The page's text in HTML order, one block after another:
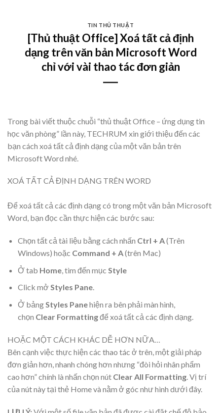
TIN THỦ THUẬT
[Thủ thuật Office] Xoá tất cả định
dạng trên văn bản Microsoft Word
chỉ với vài thao tác đơn giản
Trong bài viết thuộc chuỗi “thủ thuật Office – ứng dụng tin
học văn phòng” lần này, TECHRUM xin giới thiệu đến các
bạn cách xoá tất cả định dạng của một văn bản trên
Microsoft Word nhé.
XOÁ TẤT CẢ ĐỊNH DẠNG TRÊN WORD
Để xoá tất cả các định dạng có trong một văn bản Microsoft
Word, bạn đọc cần thực hiện các bước sau:
Chọn tất cả tài liệu bằng cách nhấn Ctrl + A(Trên
Windows) hoặc Command + A(trên Mac)
Ở tab Home, tìm đến mục Style
Click mở Styles Pane.
Ở bảngStyles Panehiện ra bên phải màn hình,
chọn Clear Formattingđể xoá tất cả các định dạng.
HOẶC MỘT CÁCH KHÁC DỄ HƠN NỮA…​
Bên cạnh việc thực hiện các thao tác ở trên, một giải pháp
đơn giản hơn, nhanh chóng hơn nhưng “đòi hỏi nhân phẩm
cao hơn” chính là nhấn chọn nút Clear All Formatting . Vị trí
của nút này tại thẻ Home và nằm ở góc như hình dưới đây.